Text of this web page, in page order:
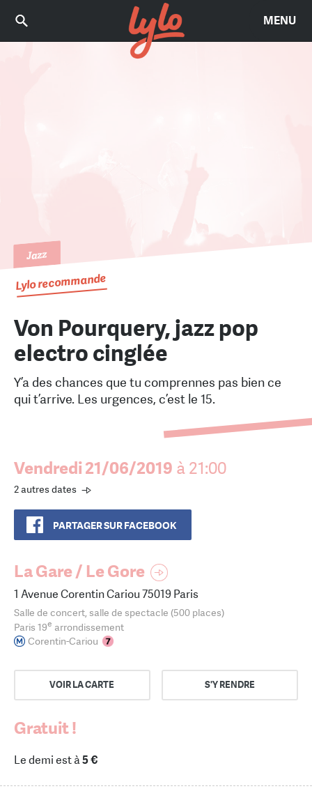
MENU
Jazz
Lylo recommande
Von Pourquery, jazz pop
electro cinglée
Y’a des chances que tu comprennes pas bien ce
qui t’arrive. Les urgences, c’est le 15.
Vendredi 21/06/2019 à 21:00
2 autres dates
PARTAGER SUR FACEBOOK
La Gare / Le Gore
1 Avenue Corentin Cariou 75019 Paris
Salle de concert, salle de spectacle (500 places)
Paris 19e arrondissement
Corentin-Cariou
VOIR LA CARTE S'Y RENDRE
Gratuit !
Le demi est à5 €